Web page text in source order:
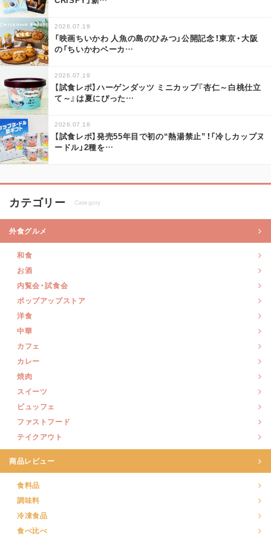
2026.07.19
「映画ちいかわ 人魚の島のひみつ」公開記念！東京・大阪
の「ちいかわベーカ…
2026.07.19
【試食レポ】ハーゲンダッツ ミニカップ『杏仁～白桃仕立
て～』は夏にぴった…
2026.07.18
【試食レポ】発売55年目で初の“熱湯禁止”！「冷しカップヌ
ードル」2種を…
カテゴリー Category
外食グルメ
和食
お酒
内覧会・試食会
ポップアップストア
洋食
中華
カフェ
カレー
焼肉
スイーツ
ビュッフェ
ファストフード
テイクアウト
商品レビュー
食料品
調味料
冷凍食品
食べ比べ